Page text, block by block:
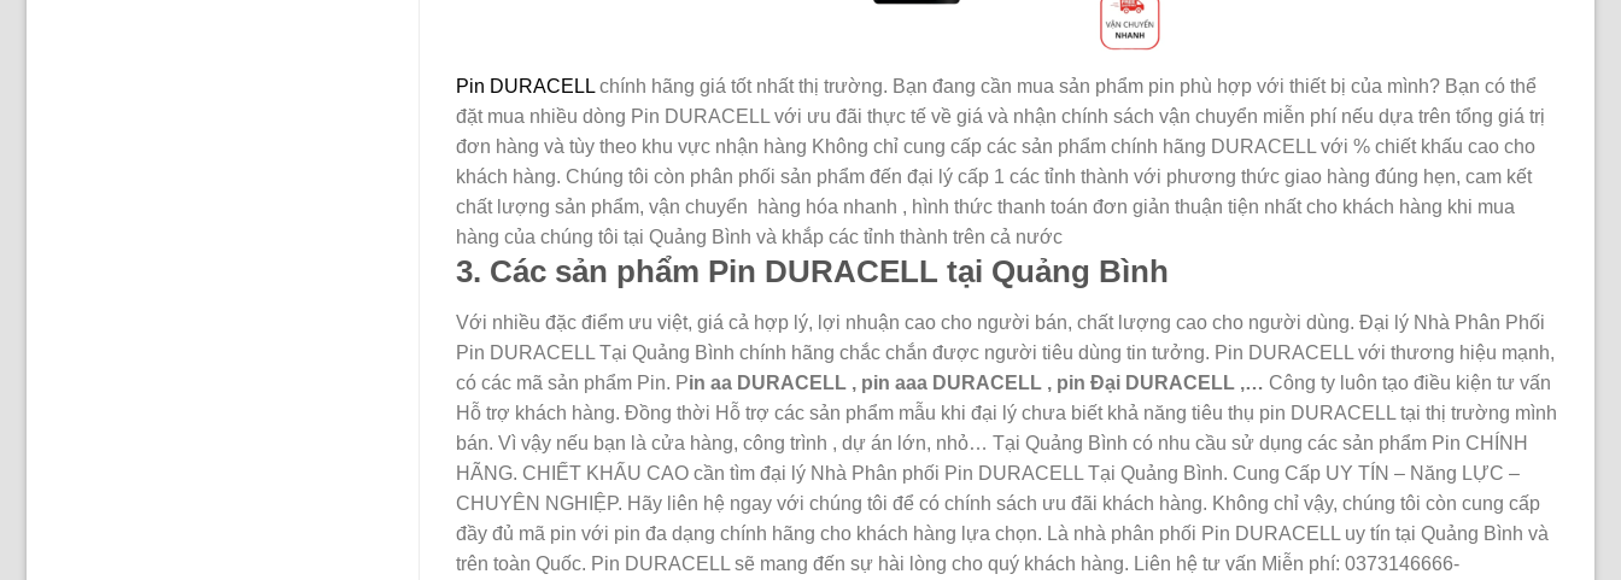
Pin DURACELL chính hãng giá tốt nhất thị trường. Bạn đang cần mua sản phẩm pin phù hợp với thiết bị của mình? Bạn có thể
đặt mua nhiều dòng Pin DURACELL với ưu đãi thực tế về giá và nhận chính sách vận chuyển miễn phí nếu dựa trên tổng giá trị
đơn hàng và tùy theo khu vực nhận hàng Không chỉ cung cấp các sản phẩm chính hãng DURACELL với % chiết khấu cao cho
khách hàng. Chúng tôi còn phân phối sản phẩm đến đại lý cấp 1 các tỉnh thành với phương thức giao hàng đúng hẹn, cam kết
chất lượng sản phẩm, vận chuyển hàng hóa nhanh , hình thức thanh toán đơn giản thuận tiện nhất cho khách hàng khi mua
hàng của chúng tôi tại Quảng Bình và khắp các tỉnh thành trên cả nước
3. Các sản phẩm Pin DURACELL tại Quảng Bình
Với nhiều đặc điểm ưu việt, giá cả hợp lý, lợi nhuận cao cho người bán, chất lượng cao cho người dùng. Đại lý Nhà Phân Phối
Pin DURACELL Tại Quảng Bình chính hãng chắc chắn được người tiêu dùng tin tưởng. Pin DURACELL với thương hiệu mạnh,
có các mã sản phẩm Pin. Pin aa DURACELL , pin aaa DURACELL , pin Đại DURACELL ,… Công ty luôn tạo điều kiện tư vấn
Hỗ trợ khách hàng. Đồng thời Hỗ trợ các sản phẩm mẫu khi đại lý chưa biết khả năng tiêu thụ pin DURACELL tại thị trường mình
bán. Vì vậy nếu bạn là cửa hàng, công trình , dự án lớn, nhỏ… Tại Quảng Bình có nhu cầu sử dụng các sản phẩm Pin CHÍNH
HÃNG. CHIẾT KHẤU CAO cần tìm đại lý Nhà Phân phối Pin DURACELL Tại Quảng Bình. Cung Cấp UY TÍN – Năng LỰC –
CHUYÊN NGHIỆP. Hãy liên hệ ngay với chúng tôi để có chính sách ưu đãi khách hàng. Không chỉ vậy, chúng tôi còn cung cấp
đầy đủ mã pin với pin đa dạng chính hãng cho khách hàng lựa chọn. Là nhà phân phối Pin DURACELL uy tín tại Quảng Bình và
trên toàn Quốc. Pin DURACELL sẽ mang đến sự hài lòng cho quý khách hàng. Liên hệ tư vấn Miễn phí: 0373146666-